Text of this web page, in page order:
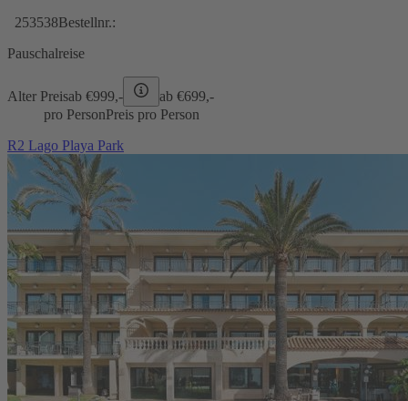
253538Bestellnr.:
Pauschalreise
Alter Preisab €999,- ab €699,-
pro PersonPreis pro Person
R2 Lago Playa Park